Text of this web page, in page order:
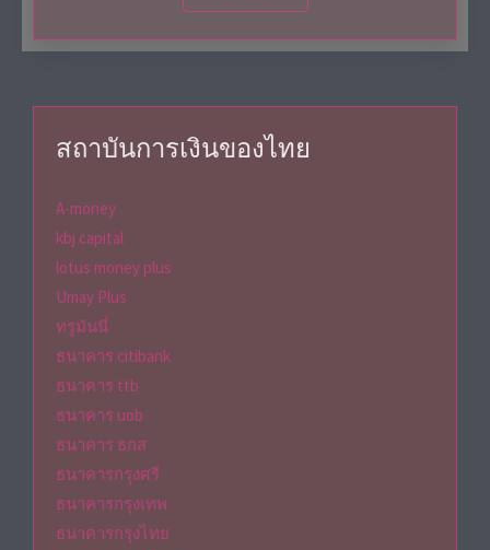
สถาบันการเงินของไทย
A-money
kbj capital
lotus money plus
Umay Plus
ทรูมันนี่
ธนาคาร citibank
ธนาคาร ttb
ธนาคาร uob
ธนาคาร ธกส
ธนาคารกรุงศรี
ธนาคารกรุงเทพ
ธนาคารกรุงไทย